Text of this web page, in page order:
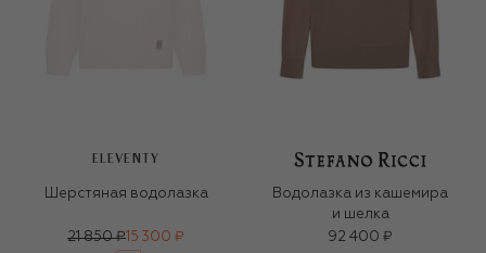
ELEVENTY
Шерстяная водолазка
21 850 ₽ 15 300 ₽
Водолазка из кашемира
и шелка
92 400 ₽